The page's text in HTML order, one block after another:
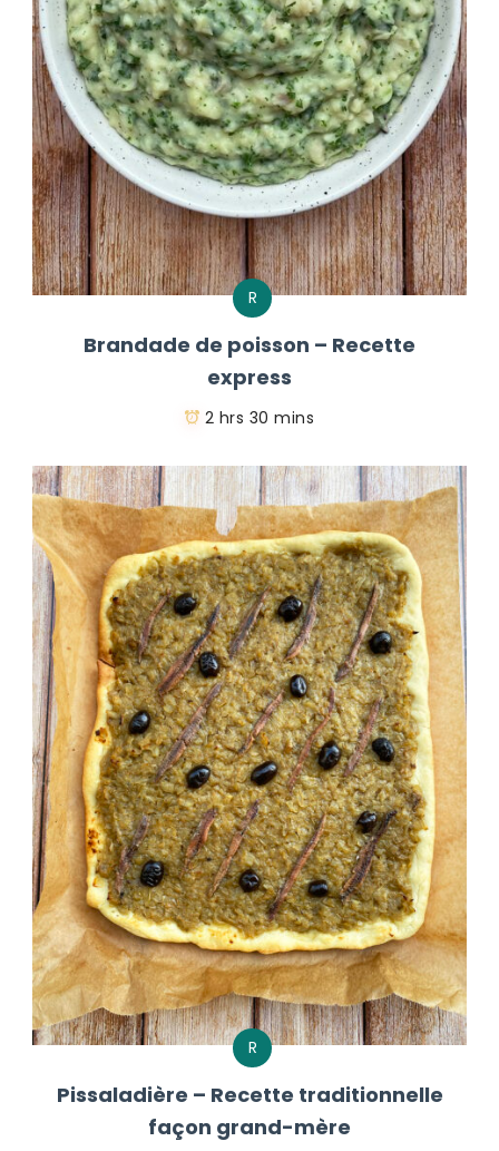
R
Brandade de poisson – Recette
express
2 hrs 30 mins
R
Pissaladière – Recette traditionnelle
façon grand-mère